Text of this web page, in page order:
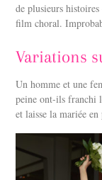
b
o
e
d
de plusieurs
film choral.
Variations
Un homme et une
peine ont-ils franchi
et laisse la mariée